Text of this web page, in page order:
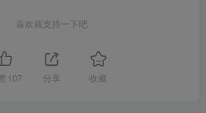
喜欢就支持一下吧
107 分享 收藏